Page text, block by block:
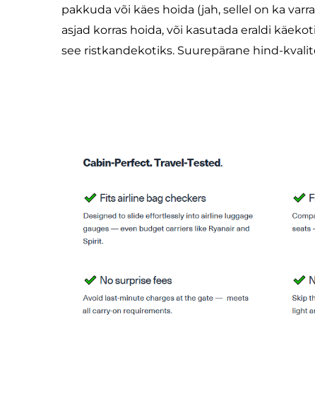
pakkuda või käes hoida (jah, sellel on ka
asjad korras hoida, või kasutada eraldi
see ristkandekotiks. Suurepärane hind-